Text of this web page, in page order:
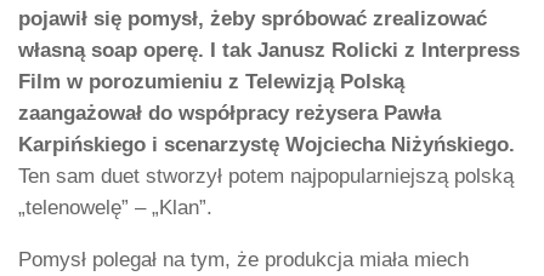
pojawił się pomysł, żeby spróbować zrealizować
własną soap operę. I tak Janusz Rolicki z Interpress
Film w porozumieniu z Telewizją Polską
zaangażował do współpracy reżysera Pawła
Karpińskiego i scenarzystę Wojciecha Niżyńskiego.
Ten sam duet stworzył potem najpopularniejszą polską
„telenowelę” – „Klan”.
Pomysł polegał na tym, że produkcja miała miech